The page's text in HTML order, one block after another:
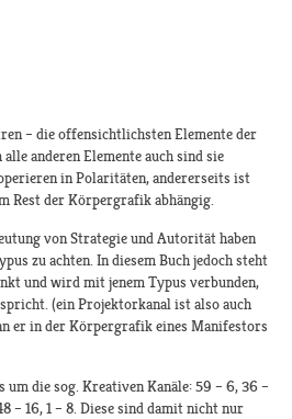
– die offensichtlichsten Elemente der
anderen Elemente auch sind sie
in Polaritäten, andererseits ist
Rest der Körpergrafik abhängig.
von Strategie und Autorität haben
zu achten. In diesem Buch jedoch steht
und wird mit jenem Typus verbunden,
(ein Projektorkanal ist also auch
er in der Körpergrafik eines Manifestors
um die sog. Kreativen Kanäle: 59 – 6, 36 –
– 16, 1 – 8. Diese sind damit nicht nur